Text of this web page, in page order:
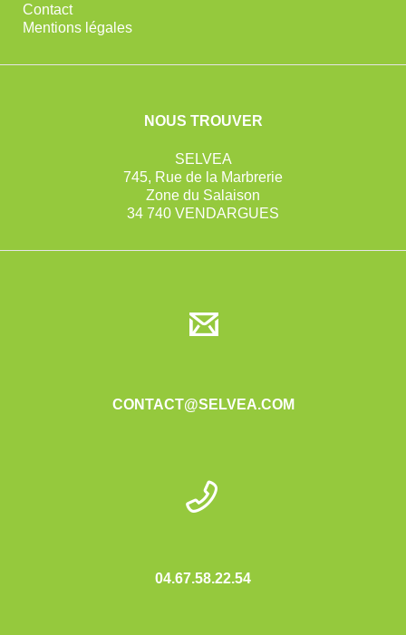
Contact
Mentions légales
NOUS TROUVER
SELVEA
745, Rue de la Marbrerie
Zone du Salaison
34 740 VENDARGUES
CONTACT@SELVEA.COM
04.67.58.22.54